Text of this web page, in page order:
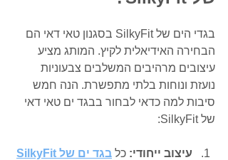
בגדי הים של SilkyFit בסגנון טאי דאי הם
הבחירה האידיאלית לקיץ. המותג מציע
עיצובים מרהיבים המשלבים צבעוניות
נועזת ונוחות בלתי מתפשרת. הנה חמש
סיבות למה כדאי לבחור בבגד ים טאי דאי
של SilkyFit:
עיצוב ייחודי: כל בגד ים של SilkyFit